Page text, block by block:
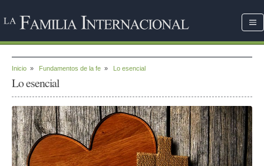
Inicio » Fundamentos de la fe » Lo esencial
Lo esencial